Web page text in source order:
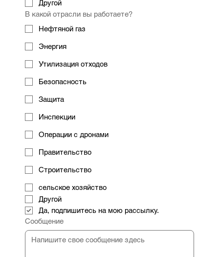
Другой
В какой отрасли вы работаете?
Нефтяной газ
Энергия
Утилизация отходов
Безопасность
Защита
Инспекции
Операции с дронами
Правительство
Строительство
сельское хозяйство
Другой
Да, подпишитесь на мою рассылку.
Сообщение